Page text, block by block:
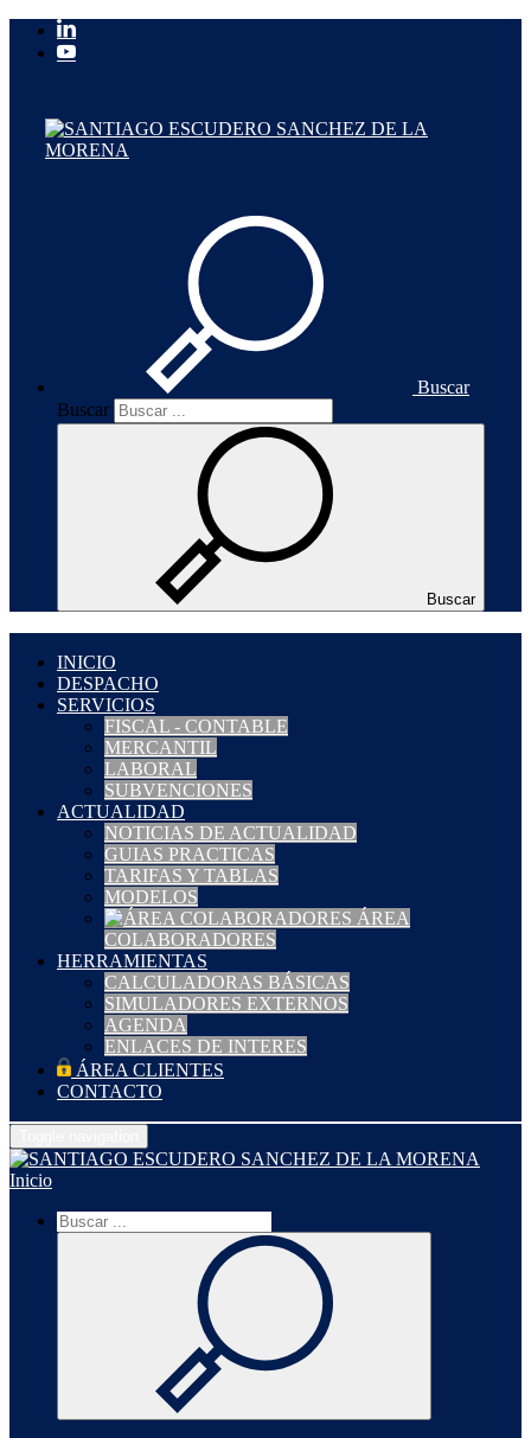
Buscar
Buscar
Buscar
INICIO
DESPACHO
SERVICIOS
FISCAL - CONTABLE
MERCANTIL
LABORAL
SUBVENCIONES
ACTUALIDAD
NOTICIAS DE ACTUALIDAD
GUIAS PRACTICAS
TARIFAS Y TABLAS
MODELOS
ÁREA
COLABORADORES
HERRAMIENTAS
CALCULADORAS BÁSICAS
SIMULADORES EXTERNOS
AGENDA
ENLACES DE INTERES
ÁREA CLIENTES
CONTACTO
Inicio